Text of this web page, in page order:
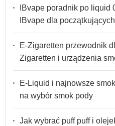
IBvape poradnik po
IBvape dla początkujących
E-Zigaretten przewodnik
Zigaretten i urządzenia
E-Liquid i najnowsze
na wybór smok pody
Jak wybrać puff puff i